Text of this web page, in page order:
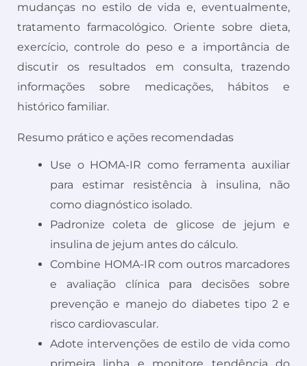
mudanças no estilo de vida e, eventualmente,
tratamento farmacológico. Oriente sobre dieta,
exercício, controle do peso e a importância de
discutir os resultados em consulta, trazendo
informações sobre medicações, hábitos e
histórico familiar.
Resumo prático e ações recomendadas
Use o HOMA-IR como ferramenta auxiliar
para estimar resistência à insulina, não
como diagnóstico isolado.
Padronize coleta de glicose de jejum e
insulina de jejum antes do cálculo.
Combine HOMA-IR com outros marcadores
e avaliação clínica para decisões sobre
prevenção e manejo do diabetes tipo 2 e
risco cardiovascular.
Adote intervenções de estilo de vida como